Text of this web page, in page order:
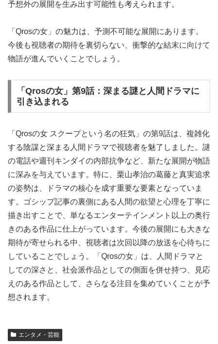
予想外の展開を生み出す可能性も考えられます。
「Qrosの女」の魅力は、予測不可能な展開にあります。
今後も視聴者の期待を裏切らない、衝撃的な結末に向けて
物語が進んでいくことでしょう。
「Qrosの女」第9話：深まる謎と人間ドラマに
引き込まれる
「Qrosの女 スクープという名の狂気」の第9話は、複雑化
する陰謀と深まる人間ドラマで視聴者を魅了しました。謎
の電話や週刊キンダイの内部抗争など、新たな展開が物語
に深みを与えています。特に、栗山孝治の葛藤と真実追求
の姿勢は、ドラマの核心を成す重要な要素となっていま
す。ゴシップ記事の裏側にある人間の欲望と心理を丁寧に
描き出すことで、単なるエンターテインメント以上の奥行
きのある作品に仕上がっています。今後の展開にも大きな
期待が寄せられる中、視聴者は次回以降の放送を心待ちに
していることでしょう。「Qrosの女」は、人間ドラマと
しての深さと、社会派作品としての側面を併せ持つ、見応
えのある作品として、さらなる注目を集めていくことが予
想されます。
エンタメ・芸能